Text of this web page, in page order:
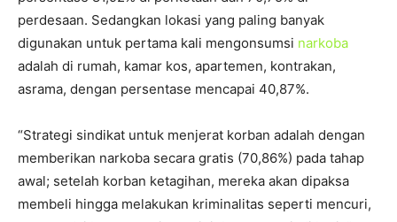
perdesaan. Sedangkan lokasi yang paling banyak
digunakan untuk pertama kali mengonsumsi narkoba
adalah di rumah, kamar kos, apartemen, kontrakan,
asrama, dengan persentase mencapai 40,87%.
“Strategi sindikat untuk menjerat korban adalah dengan
memberikan narkoba secara gratis (70,86%) pada tahap
awal; setelah korban ketagihan, mereka akan dipaksa
membeli hingga melakukan kriminalitas seperti mencuri,